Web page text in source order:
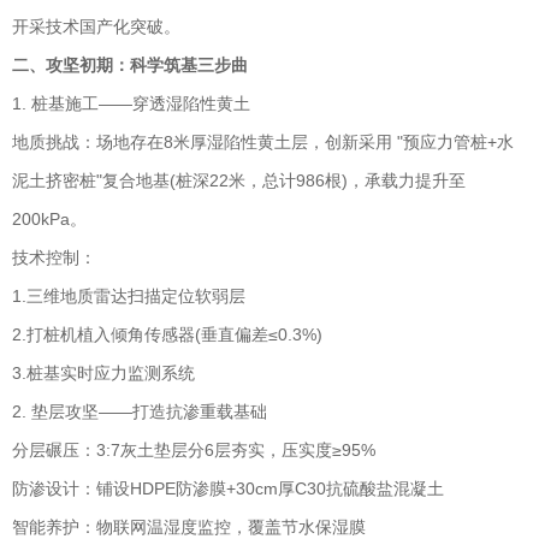
开采技术国产化突破。
二、攻坚初期：科学筑基三步曲
1. 桩基施工——穿透湿陷性黄土
地质挑战：场地存在8米厚湿陷性黄土层，创新采用 "预应力管桩+水
泥土挤密桩"复合地基(桩深22米，总计986根)，承载力提升至
200kPa。
技术控制：
1.三维地质雷达扫描定位软弱层
2.打桩机植入倾角传感器(垂直偏差≤0.3%)
3.桩基实时应力监测系统
2. 垫层攻坚——打造抗渗重载基础
分层碾压：3:7灰土垫层分6层夯实，压实度≥95%
防渗设计：铺设HDPE防渗膜+30cm厚C30抗硫酸盐混凝土
智能养护：物联网温湿度监控，覆盖节水保湿膜